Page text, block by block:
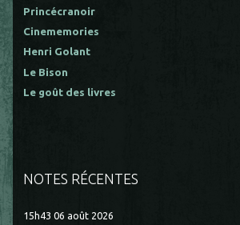
Princécranoir
Cinememories
Henri Golant
Le Bison
Le goût des livres
NOTES RÉCENTES
15h43 06 août 2026